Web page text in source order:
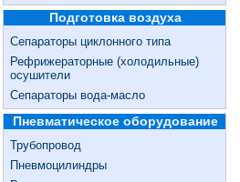
Подготовка воздуха
Сепараторы циклонного типа
Рефрижераторные (холодильные)
осушители
Сепараторы вода-масло
Пневматическое оборудование
Трубопровод
Пневмоцилиндры